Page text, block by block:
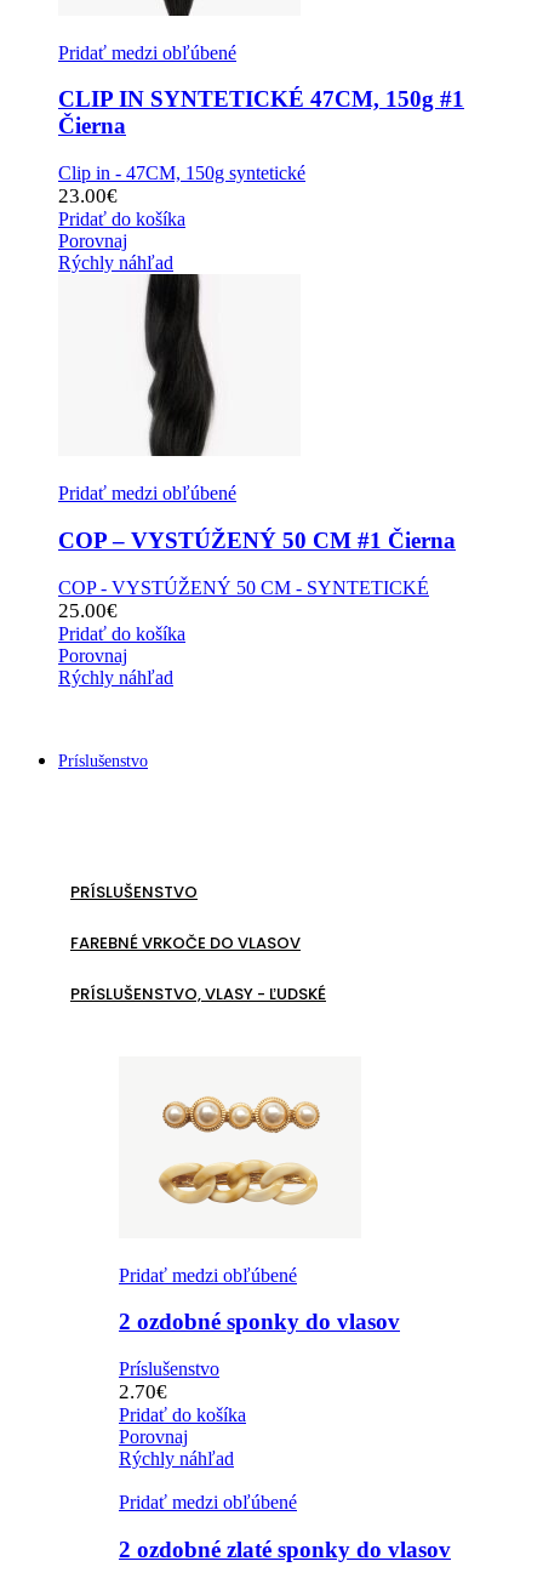
Pridať medzi obľúbené
CLIP IN SYNTETICKÉ 47CM, 150g #1
Čierna
Clip in - 47CM, 150g syntetické
23.00€
Pridať do košíka
Porovnaj
Rýchly náhľad
Pridať medzi obľúbené
COP – VYSTÚŽENÝ 50 CM #1 Čierna
COP - VYSTÚŽENÝ 50 CM - SYNTETICKÉ
25.00€
Pridať do košíka
Porovnaj
Rýchly náhľad
Príslušenstvo
PRÍSLUŠENSTVO
FAREBNÉ VRKOČE DO VLASOV
PRÍSLUŠENSTVO, VLASY - ĽUDSKÉ
Pridať medzi obľúbené
2 ozdobné sponky do vlasov
Príslušenstvo
2.70€
Pridať do košíka
Porovnaj
Rýchly náhľad
Pridať medzi obľúbené
2 ozdobné zlaté sponky do vlasov